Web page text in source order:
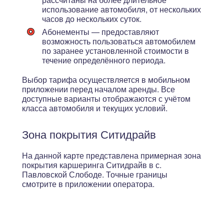
использование автомобиля, от нескольких
часов до нескольких суток.
Абонементы — предоставляют
возможность пользоваться автомобилем
по заранее установленной стоимости в
течение определённого периода.
Выбор тарифа осуществляется в мобильном
приложении перед началом аренды. Все
доступные варианты отображаются с учётом
класса автомобиля и текущих условий.
Зона покрытия Ситидрайв
На данной карте представлена примерная зона
покрытия каршеринга Ситидрайв в с.
Павловской Слободе. Точные границы
смотрите в приложении оператора.